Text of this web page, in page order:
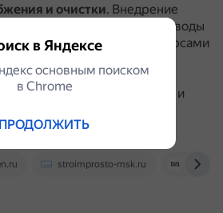
и очистки. Внедрение
водоснабжения и очистки воды
управлять водными ресурсами
водоёмов.
.Датчики
заполненности мусорок и
отвечающему за
stroimprosto-msk.ru kod.ru
в Яндексе
основным поиском
в Сhrome
ПРОДОЛЖИТЬ